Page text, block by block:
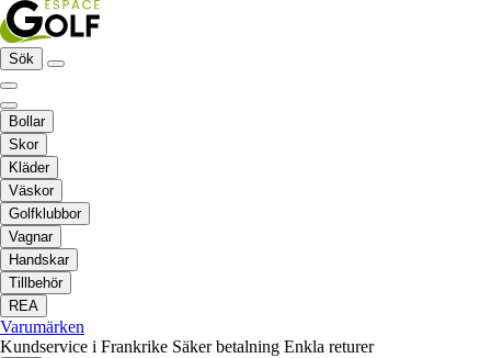
Sök
Bollar
Skor
Kläder
Väskor
Golfklubbor
Vagnar
Handskar
Tillbehör
REA
Varumärken
Kundservice i Frankrike Säker betalning Enkla returer